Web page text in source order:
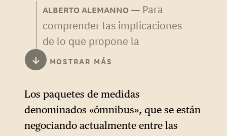
ALBERTO ALEMANNO
Para
comprender las implicaciones
de lo que propone la
CDU/CSU, hay que distinguir
entre simplificación y
desregulación. La
simplificación
(reducir las
cargas administrativas,
↓ MOSTRAR MÁS
Los paquetes de medidas
denominados «ómnibus», que se están
negociando actualmente entre las